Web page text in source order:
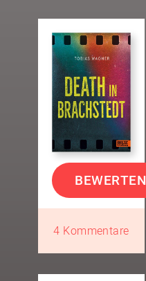
BEWERTEN
4 Kommentare